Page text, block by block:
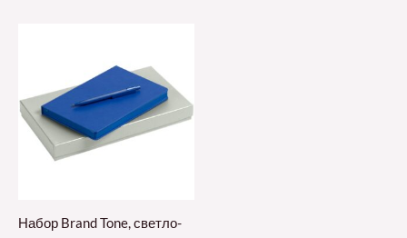
Набор Brand Tone, светло-